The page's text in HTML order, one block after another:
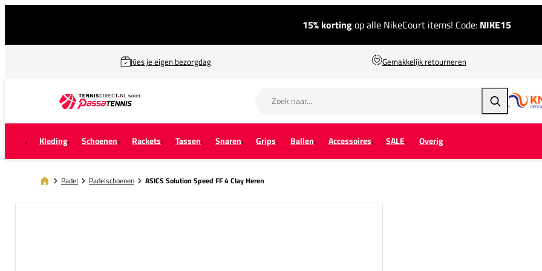
15% kortingop alle NikeCourt items! Code: NIKE15
Kies je eigen bezorgdag Gemakkelijk retourneren
Zoeken
Kleding Schoenen Rackets Tassen Snaren Grips Ballen Accessoires SALE Overig
Padel Padelschoenen ASICS Solution Speed FF 4 Clay Heren